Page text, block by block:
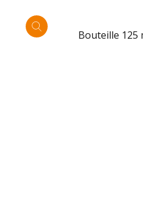
Bouteille 125